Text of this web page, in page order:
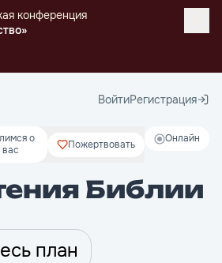
конференция
ВойтиРегистрация
Онлайн
о
вас
Пожертвовать
Библии
план